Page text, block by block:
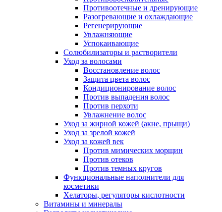
Противоотечные и дренирующие
Разогревающие и охлаждающие
Регенерирующие
Увлажняющие
Успокаивающие
Солюбилизаторы и растворители
Уход за волосами
Восстановление волос
Защита цвета волос
Кондиционирование волос
Против выпадения волос
Против перхоти
Увлажнение волос
Уход за жирной кожей (акне, прыщи)
Уход за зрелой кожей
Уход за кожей век
Против мимических морщин
Против отеков
Против темных кругов
Функциональные наполнители для
косметики
Хелаторы, регуляторы кислотности
Витамины и минералы